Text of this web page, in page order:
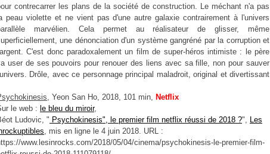
contrecarrer les plans de la société de construction. Le méchant n'a pas
peau violette et ne vient pas d'une autre galaxie contrairement à l'univers
marvélien. Cela permet au réalisateur de glisser, même
une dénonciation d'un système gangréné par la corruption et
C'est donc paradoxalement un film de super-héros intimiste : le père
user de ses pouvoirs pour renouer des liens avec sa fille, non pour sauver
Drôle, avec ce personnage principal maladroit, original et divertissant
, Yeon San Ho, 2018, 101 min, Netflix
le web : le bleu du miroir,
Ludovic, " Psychokinesis", le premier film netflix réussi de 2018 ?", Les
, mis en ligne le 4 juin 2018. URL :
www.lesinrocks.com/2018/05/04/cinema/psychokinesis-le-premier-film-